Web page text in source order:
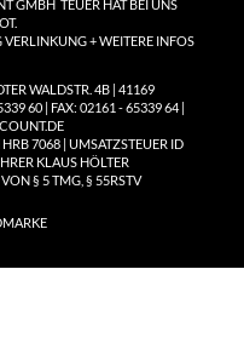
GMBH TEUER HAT BEI UNS
+ WEITERE INFOS
WALDSTR. 4B | 41169
60 | FAX: 02161 - 65339 64 |
7068 | UMSATZSTEUER ID
KLAUS HÖLTER
§ 5 TMG, § 55RSTV